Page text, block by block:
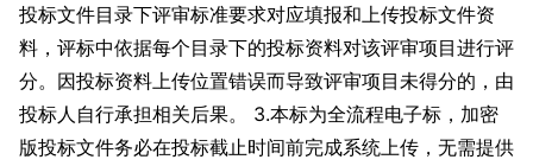
投标文件目录下评审标准要求对应填报和上传投标文件资
料，评标中依据每个目录下的投标资料对该评审项目进行评
分。因投标资料上传位置错误而导致评审项目未得分的，由
投标人自行承担相关后果。 3.本标为全流程电子标，加密
版投标文件务必在投标截止时间前完成系统上传，无需提供